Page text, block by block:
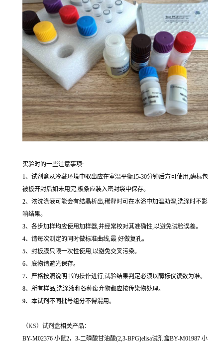
实验时的一些注意事项:
1、试剂盒从冷藏环境中取出应在室温平衡15-30分钟后方可使用,酶标包
被板开封后如未用完,板条应装入密封袋中保存。
2、浓洗涤液可能会有结晶析出,稀释时可在水浴中加温助溶,洗涤时不影
响结果。
3、各步加样均应使用加样器,并经常校对其准确性,以避免试验误差。
4、请每次测定的同时做标准曲线,最 好做复孔。
5、封板膜只限一次性使用,以避免交叉污染。
6、底物请避光保存。
7、严格按照说明书的操作进行,试验结果判定必须以酶标仪读数为准。
8、所有样品,洗涤液和各种废弃物都应按传染物处理。
9、本试剂不同批号组分不得混用。
（KS）试剂盒相关产品：
BY-M02376 小鼠2，3-二磷酸甘油酸(2,3-BPG)elisa试剂盒BY-M01987 小